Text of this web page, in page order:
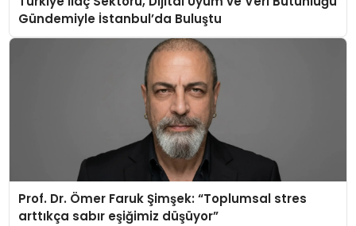
Gündemiyle İstanbul’da Buluştu
Prof. Dr. Ömer Faruk Şimşek: “Toplumsal stres
arttıkça sabır eşiğimiz düşüyor”